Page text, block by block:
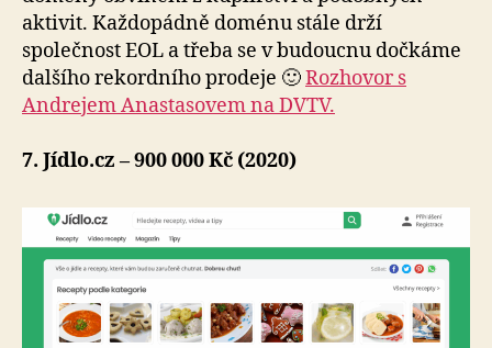
aktivit. Každopádně doménu stále drží
společnost EOL a třeba se v budoucnu dočkáme
dalšího rekordního prodeje 🙂Rozhovor s
Andrejem Anastasovem na DVTV.
7. Jídlo.cz – 900 000 Kč (2020)